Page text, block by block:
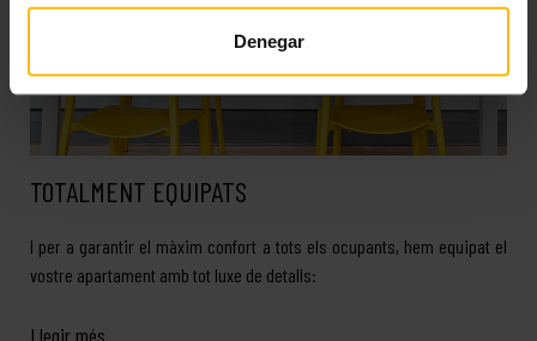
Denegar
TOTALMENT EQUIPATS
I per a garantir el màxim confort a tots els ocupants, hem equipat el
vostre apartament amb tot luxe de detalls:
Llegir més